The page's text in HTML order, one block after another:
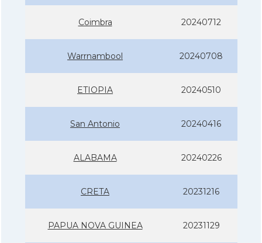
Coimbra 20240712
Warrnambool 20240708
ETIOPIA 20240510
San Antonio 20240416
ALABAMA 20240226
CRETA 20231216
PAPUA NOVA GUINEA 20231129